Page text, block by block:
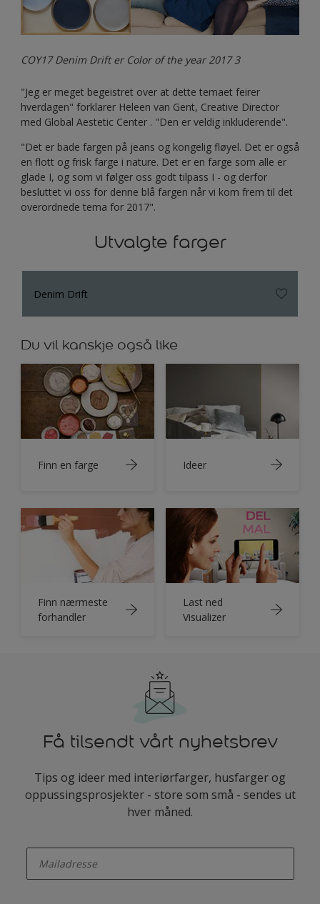
COY17 Denim Drift er Color of the year 2017 3
"Jeg er meget begeistret over at dette temaet feirer
hverdagen" forklarer Heleen van Gent, Creative Director
med Global Aestetic Center . "Den er veldig inkluderende".
"Det er bade fargen på jeans og kongelig fløyel. Det er også
en flott og frisk farge i nature. Det er en farge som alle er
glade I, og som vi følger oss godt tilpass I - og derfor
besluttet vi oss for denne blå fargen når vi kom frem til det
overordnede tema for 2017".
Utvalgte farger
Denim Drift
Du vil kanskje også like
Finn en farge Ideer
Finn nærmeste
forhandler
Last ned
Visualizer
Få tilsendt vårt nyhetsbrev
Tips og ideer med interiørfarger, husfarger og
oppussingsprosjekter - store som små - sendes ut
hver måned.